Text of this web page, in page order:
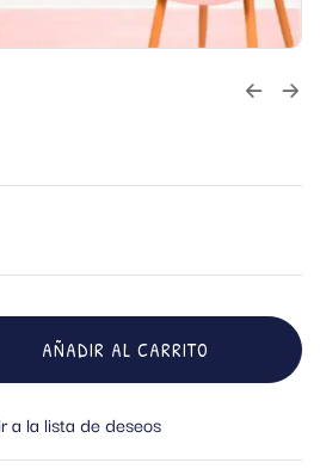
AÑADIR AL CARRITO
a la lista de deseos